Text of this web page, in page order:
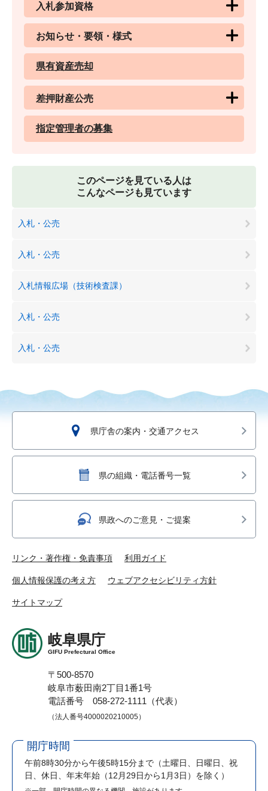
入札参加資格
お知らせ・要領・様式
県有資産売却
差押財産公売
指定管理者の募集
このページを見ている人は
こんなページも見ています
入札・公売
入札・公売
入札情報広場（技術検査課）
入札・公売
入札・公売
県庁舎の案内・交通アクセス
県の組織・電話番号一覧
県政へのご意見・ご提案
リンク・著作権・免責事項 利用ガイド
個人情報保護の考え方 ウェブアクセシビリティ方針
サイトマップ
岐阜県庁
GIFU Prefectural Office
〒500-8570
岐阜市薮田南2丁目1番1号
電話番号 058-272-1111（代表）
（法人番号4000020210005）
開庁時間
午前8時30分から午後5時15分まで （土曜日、日曜日、祝
日、休日、年末年始（12月29日から1月3日）を除く）